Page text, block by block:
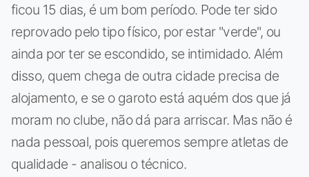
ficou 15 dias, é um bom período. Pode ter sido
reprovado pelo tipo físico, por estar "verde", ou
ainda por ter se escondido, se intimidado. Além
disso, quem chega de outra cidade precisa de
alojamento, e se o garoto está aquém dos que já
moram no clube, não dá para arriscar. Mas não é
nada pessoal, pois queremos sempre atletas de
qualidade - analisou o técnico.